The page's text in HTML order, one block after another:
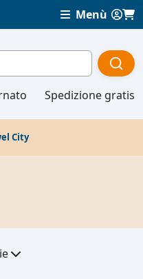
Menù
Spedizione gratis
City